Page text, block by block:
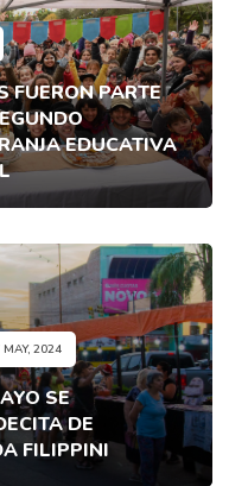
FUERON PARTE
EDUCATIVA
MAY, 2024
SE
DE
FILIPPINI